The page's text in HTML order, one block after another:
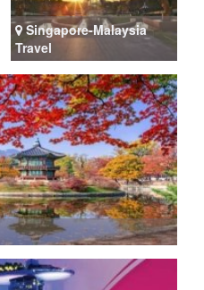
Singapore-Malaysia
Travel